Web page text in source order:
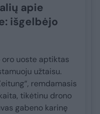
apie
išgelbėjo
uoste aptiktas
užtaisu.
remdamasis
tikėtinu drono
gabeno karinę